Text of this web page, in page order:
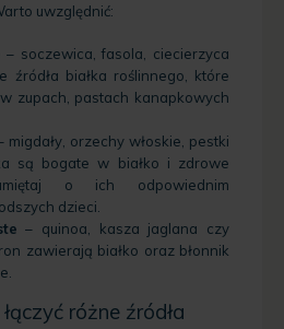
uwzględnić:
– soczewica, fasola, ciecierzyca
źródła białka roślinnego, które
zupach, pastach kanapkowych
migdały, orzechy włoskie, pestki
są bogate w białko i zdrowe
o ich odpowiednim
dzieci.
– quinoa, kasza jaglana czy
zawierają białko oraz błonnik
różne źródła